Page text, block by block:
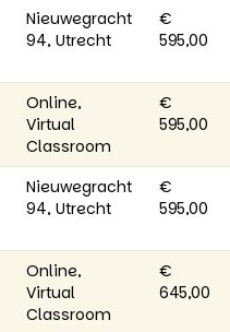
Nieuwegracht
94, Utrecht
€
595,00
Online,
Virtual
Classroom
€
595,00
Nieuwegracht
94, Utrecht
€
595,00
Online,
Virtual
Classroom
€
645,00